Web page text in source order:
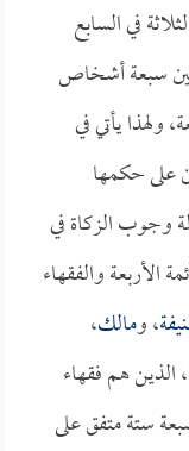
في السابع
سبعة أشخاص
ولهذا يأتي في
على حكمها
وجوب الزكاة في
الأربعة والفقهاء
، ومالك،
الذين هم فقهاء
ستة متفق على